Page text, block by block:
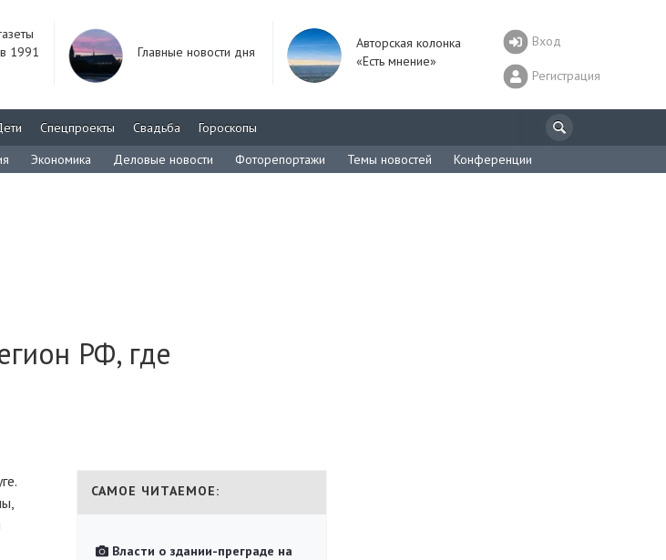
1991
Главные новости дня
Авторская колонка
«Есть мнение»
Вход
Регистрация
Спецпроекты Свадьба
Гороскопы
Экономика Деловые новости Фоторепортажи Темы новостей Конференции
РФ, где
САМОЕ ЧИТАЕМОЕ:
Власти о здании-преграде на